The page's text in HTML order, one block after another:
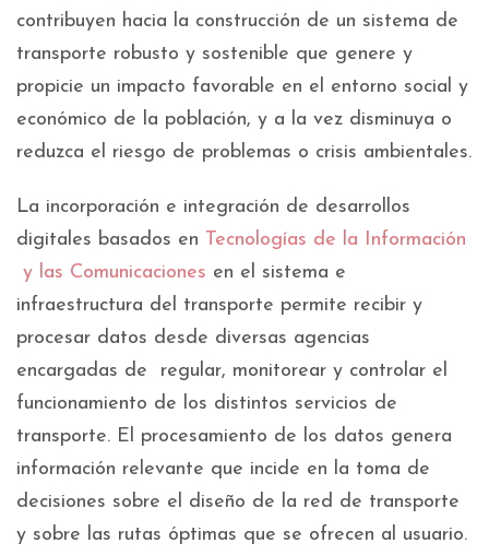
contribuyen hacia la construcción de un sistema de
transporte robusto y sostenible que genere y
propicie un impacto favorable en el entorno social y
económico de la población, y a la vez disminuya o
reduzca el riesgo de problemas o crisis ambientales.
La incorporación e integración de desarrollos
digitales basados en Tecnologías de la Información
y las Comunicaciones en el sistema e
infraestructura del transporte permite recibir y
procesar datos desde diversas agencias
encargadas de regular, monitorear y controlar el
funcionamiento de los distintos servicios de
transporte. El procesamiento de los datos genera
información relevante que incide en la toma de
decisiones sobre el diseño de la red de transporte
y sobre las rutas óptimas que se ofrecen al usuario.